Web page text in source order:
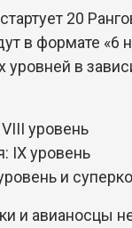
20
в формате «6
уровней в
уровень
IX уровень
и
и авианосцы